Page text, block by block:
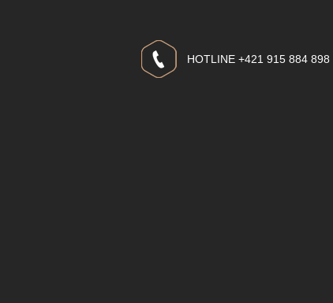
HOTLINE +421 915 884 898